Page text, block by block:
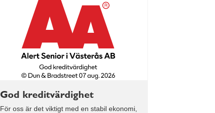
God kreditvärdighet
För oss är det viktigt med en stabil ekonomi,